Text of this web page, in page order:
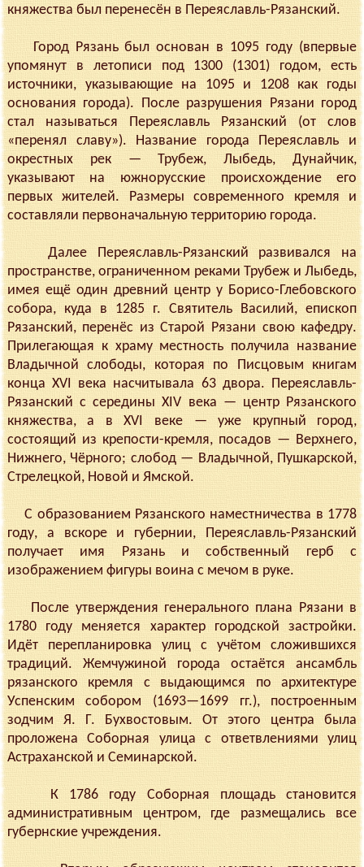
княжества был перенесён в Переяславль-Рязанский.
Город Рязань был основан в 1095 году (впервые
упомянут в летописи под 1300 (1301) годом, есть
источники, указывающие на 1095 и 1208 как годы
основания города). После разрушения Рязани город
стал называться Переяславль Рязанский (от слов
«перенял славу»). Название города Переяславль и
окрестных рек — Трубеж, Лыбедь, Дунайчик,
указывают на южнорусские происхождение его
первых жителей. Размеры современного кремля и
составляли первоначальную территорию города.
Далее Переяславль-Рязанский развивался на
пространстве, ограниченном реками Трубеж и Лыбедь,
имея ещё один древний центр у Борисо-Глебовского
собора, куда в 1285 г. Святитель Василий, епископ
Рязанский, перенёс из Старой Рязани свою кафедру.
Прилегающая к храму местность получила название
Владычной слободы, которая по Писцовым книгам
конца XVI века насчитывала 63 двора. Переяславль-
Рязанский с середины XIV века — центр Рязанского
княжества, а в XVI веке — уже крупный город,
состоящий из крепости-кремля, посадов — Верхнего,
Нижнего, Чёрного; слобод — Владычной, Пушкарской,
Стрелецкой, Новой и Ямской.
С образованием Рязанского наместничества в 1778
году, а вскоре и губернии, Переяславль-Рязанский
получает имя Рязань и собственный герб с
изображением фигуры воина с мечом в руке.
После утверждения генерального плана Рязани в
1780 году меняется характер городской застройки.
Идёт перепланировка улиц с учётом сложившихся
традиций. Жемчужиной города остаётся ансамбль
рязанского кремля с выдающимся по архитектуре
Успенским собором (1693—1699 гг.), построенным
зодчим Я. Г. Бухвостовым. От этого центра была
проложена Соборная улица с ответвлениями улиц
Астраханской и Семинарской.
К 1786 году Соборная площадь становится
административным центром, где размещались все
губернские учреждения.